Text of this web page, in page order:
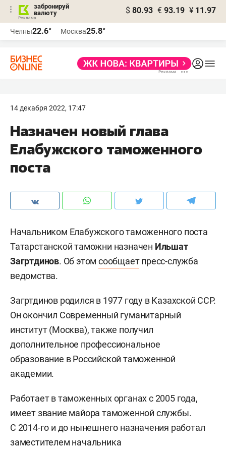
забронируй
валюту
$ 80.93 € 93.19 ¥ 11.97
Челны22.6° Москва25.8°
14 декабря 2022, 17:47
Назначен новый глава
Елабужского таможенного
поста
Начальником Елабужского таможенного поста
Татарстанской таможни назначен Ильшат
Загртдинов. Об этомсообщаетпресс-служба
ведомства.
Загртдинов родился в 1977 году в Казахской ССР.
Он окончил Современный гуманитарный
институт (Москва), также получил
дополнительное профессиональное
образование в Российской таможенной
академии.
Работает в таможенных органах с 2005 года,
имеет звание майора таможенной службы.
С 2014-го и до нынешнего назначения работал
заместителем начальника